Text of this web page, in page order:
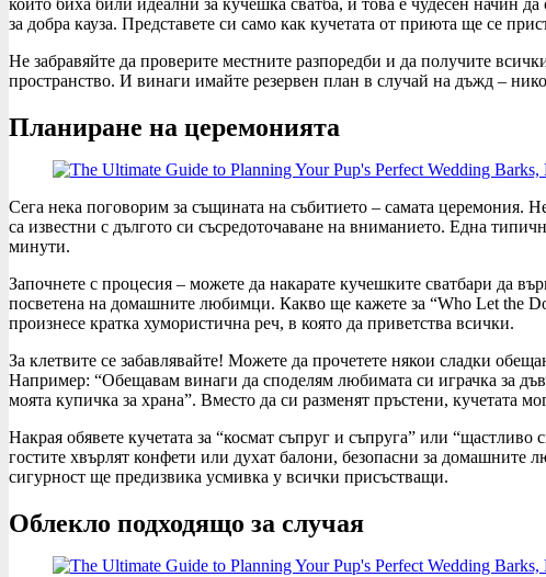
за добра кауза. Представете си само как кучетата от приюта ще се
Не забравяйте да проверите местните разпоредби и да получите
пространство. И винаги имайте резервен план в случай на дъжд –
Планиране на церемонията
Сега нека поговорим за същината на събитието – самата церемония.
са известни с дългото си съсредоточаване на вниманието. Една
минути.
Започнете с процесия – можете да накарате кучешките сватбари да
посветена на домашните любимци. Какво ще кажете за “Who Let the
произнесе кратка хумористична реч, в която да приветства всички.
За клетвите се забавлявайте! Можете да прочетете някои сладки
Например: “Обещавам винаги да споделям любимата си играчка за
моята купичка за храна”. Вместо да си разменят пръстени, кучетата
Накрая обявете кучетата за “космат съпруг и съпруга” или
гостите хвърлят конфети или духат балони, безопасни за домашните
сигурност ще предизвика усмивка у всички присъстващи.
Облекло подходящо за случая